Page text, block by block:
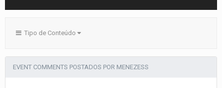
Tipo de Conteúdo
EVENT COMMENTS POSTADOS POR MENEZESS